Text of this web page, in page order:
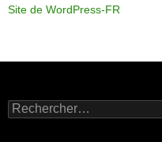
Site de WordPress-FR
Rechercher :